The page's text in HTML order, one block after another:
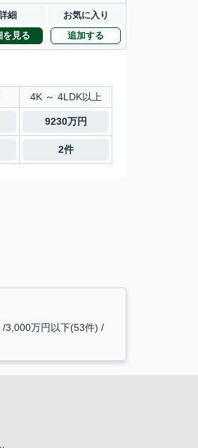
細 お気に入り
を見る 追加する
4K ～ 4LDK以上
9230万円
2件
3,000万円以下(53件)